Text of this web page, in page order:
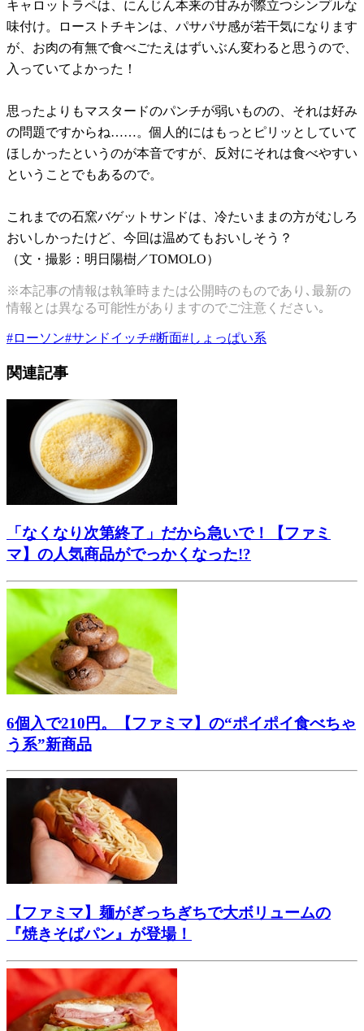
キャロットラペは、にんじん本来の甘みが際立つシンプルな
味付け。ローストチキンは、パサパサ感が若干気になります
が、お肉の有無で食べごたえはずいぶん変わると思うので、
入っていてよかった！
思ったよりもマスタードのパンチが弱いものの、それは好み
の問題ですからね……。個人的にはもっとピリッとしていて
ほしかったというのが本音ですが、反対にそれは食べやすい
ということでもあるので。
これまでの石窯バゲットサンドは、冷たいままの方がむしろ
おいしかったけど、今回は温めてもおいしそう？
（文・撮影：明日陽樹／TOMOLO）
※本記事の情報は執筆時または公開時のものであり､最新の
情報とは異なる可能性がありますのでご注意ください｡
#ローソン#サンドイッチ#断面#しょっぱい系
関連記事
「なくなり次第終了」だから急いで！【ファミ
マ】の人気商品がでっかくなった!?
6個入で210円。【ファミマ】の“ポイポイ食べちゃ
う系”新商品
【ファミマ】麺がぎっちぎちで大ボリュームの
『焼きそばパン』が登場！